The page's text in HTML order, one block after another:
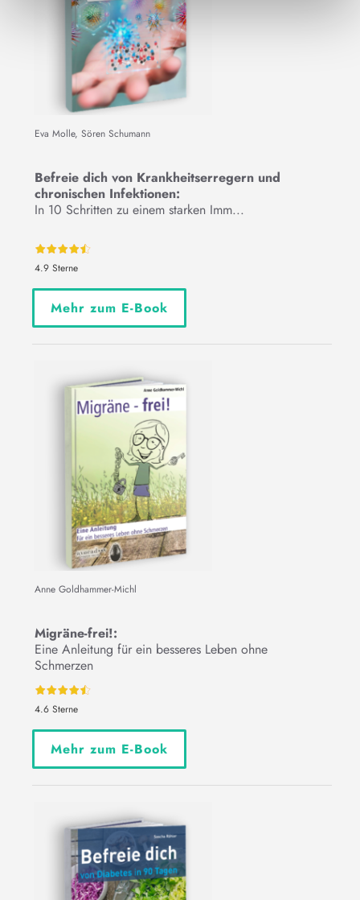
Eva Molle, Sören Schumann
Befreie dich von Krankheitserregern und
chronischen Infektionen:
In 10 Schritten zu einem starken Imm...
4.9 Sterne
Mehr zum E-Book
Anne Goldhammer-Michl
Migräne-frei!:
Eine Anleitung für ein besseres Leben ohne
Schmerzen
4.6 Sterne
Mehr zum E-Book